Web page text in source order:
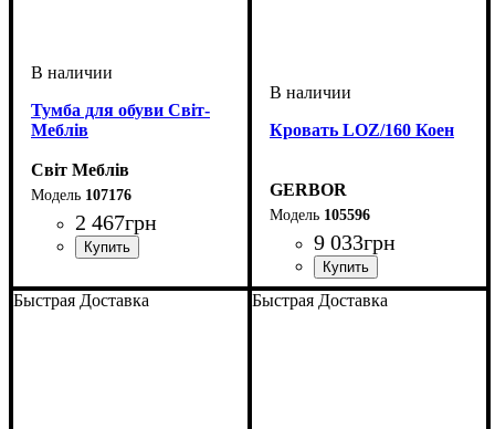
Тумба для обуви Світ-
Меблів
Світ Меблів
107176
2 467грн
Кровать LOZ/160 Коен
GERBOR
105596
9 033грн
Быстрая Доставка Быстрая Доставка